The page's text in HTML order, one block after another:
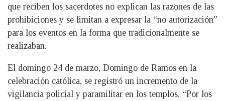
que reciben los sacerdotes no explican las razones de las
prohibiciones y se limitan a expresar la “no autorización”
para los eventos en la forma que tradicionalmente se
realizaban.
El domingo 24 de marzo, Domingo de Ramos en la
celebración católica, se registró un incremento de la
vigilancia policial y paramilitar en los templos. “Por los